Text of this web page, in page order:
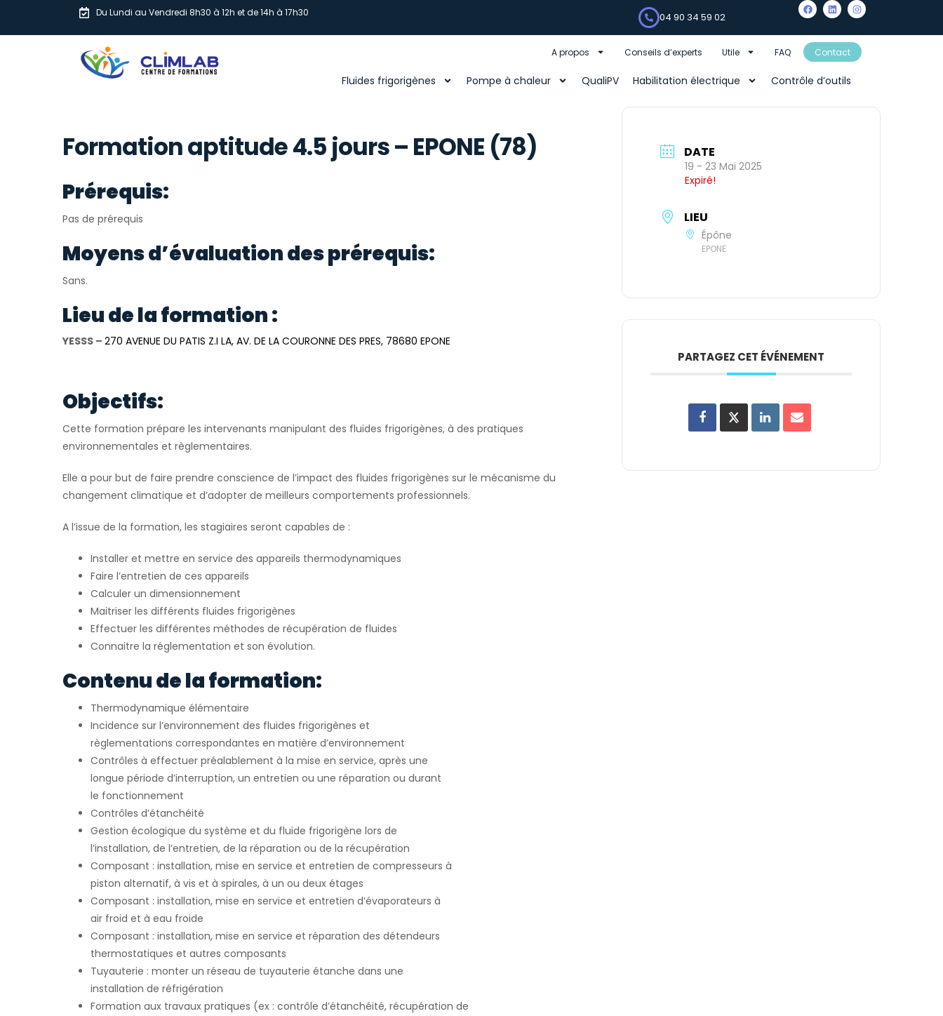
Du Lundi au Vendredi 8h30 à 12h et de 14h à 17h30 04 90 34 59 02
A propos Conseils d’experts Utile FAQ Contact
Fluides frigorigènes Pompe à chaleur QualiPV Habilitation électrique Contrôle d’outils
Formation aptitude 4.5 jours – EPONE (78)
Prérequis:
Pas de prérequis
Moyens d’évaluation des prérequis:
Sans.
Lieu de la formation :
YESSS – 270 AVENUE DU PATIS Z.I LA, AV. DE LA COURONNE DES PRES, 78680 EPONE
Objectifs:
Cette formation prépare les intervenants manipulant des fluides frigorigènes, à des pratiques
environnementales et règlementaires.
Elle a pour but de faire prendre conscience de l’impact des fluides frigorigènes sur le mécanisme du
changement climatique et d’adopter de meilleurs comportements professionnels.
A l’issue de la formation, les stagiaires seront capables de :
Installer et mettre en service des appareils thermodynamiques
Faire l’entretien de ces appareils
Calculer un dimensionnement
Maitriser les différents fluides frigorigènes
Effectuer les différentes méthodes de récupération de fluides
Connaitre la réglementation et son évolution.
Contenu de la formation:
Thermodynamique élémentaire
Incidence sur l’environnement des fluides frigorigènes et
règlementations correspondantes en matière d’environnement
Contrôles à effectuer préalablement à la mise en service, après une
longue période d’interruption, un entretien ou une réparation ou durant
le fonctionnement
Contrôles d’étanchéité
Gestion écologique du système et du fluide frigorigène lors de
l’installation, de l’entretien, de la réparation ou de la récupération
Composant : installation, mise en service et entretien de compresseurs à
piston alternatif, à vis et à spirales, à un ou deux étages
Composant : installation, mise en service et entretien d’évaporateurs à
air froid et à eau froide
Composant : installation, mise en service et réparation des détendeurs
thermostatiques et autres composants
Tuyauterie : monter un réseau de tuyauterie étanche dans une
installation de réfrigération
Formation aux travaux pratiques (ex : contrôle d’étanchéité, récupération de
DATE
19 - 23 Mai 2025
Expiré!
LIEU
Épône
EPONE
PARTAGEZ CET ÉVÉNEMENT